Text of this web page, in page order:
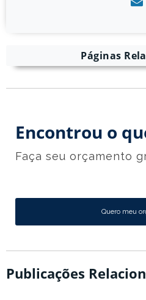
Páginas
Encontrou o
Faça seu orçamento
Quero meu
Publicações